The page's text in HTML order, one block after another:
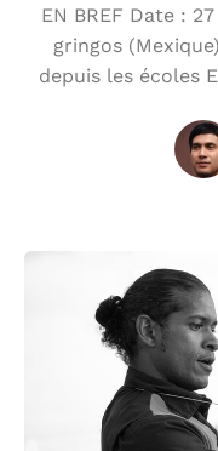
EN BREF Date :
gringos
depuis les écoles